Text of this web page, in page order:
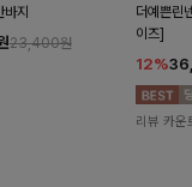
바지
23,400원
더예쁜린
이즈]
12%
리뷰 카운